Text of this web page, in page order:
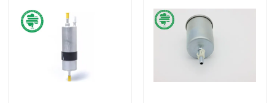
Videos
Über uns